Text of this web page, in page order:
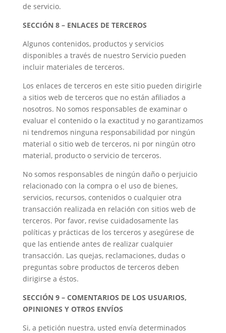
de servicio.
SECCIÓN 8 – ENLACES DE TERCEROS
Algunos contenidos, productos y servicios
disponibles a través de nuestro Servicio pueden
incluir materiales de terceros.
Los enlaces de terceros en este sitio pueden dirigirle
a sitios web de terceros que no están afiliados a
nosotros. No somos responsables de examinar o
evaluar el contenido o la exactitud y no garantizamos
ni tendremos ninguna responsabilidad por ningún
material o sitio web de terceros, ni por ningún otro
material, producto o servicio de terceros.
No somos responsables de ningún daño o perjuicio
relacionado con la compra o el uso de bienes,
servicios, recursos, contenidos o cualquier otra
transacción realizada en relación con sitios web de
terceros. Por favor, revise cuidadosamente las
políticas y prácticas de los terceros y asegúrese de
que las entiende antes de realizar cualquier
transacción. Las quejas, reclamaciones, dudas o
preguntas sobre productos de terceros deben
dirigirse a éstos.
SECCIÓN 9 – COMENTARIOS DE LOS USUARIOS,
OPINIONES Y OTROS ENVÍOS
Si, a petición nuestra, usted envía determinados